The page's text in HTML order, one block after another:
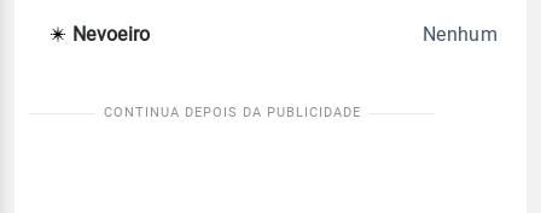
Nevoeiro Nenhum